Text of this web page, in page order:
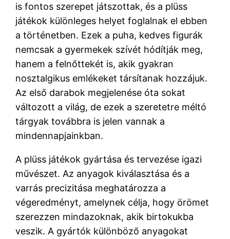
is fontos szerepet játszottak, és a plüss
játékok különleges helyet foglalnak el ebben
a történetben. Ezek a puha, kedves figurák
nemcsak a gyermekek szívét hódítják meg,
hanem a felnőttekét is, akik gyakran
nosztalgikus emlékeket társítanak hozzájuk.
Az első darabok megjelenése óta sokat
változott a világ, de ezek a szeretetre méltó
tárgyak továbbra is jelen vannak a
mindennapjainkban.
A plüss játékok gyártása és tervezése igazi
művészet. Az anyagok kiválasztása és a
varrás precizitása meghatározza a
végeredményt, amelynek célja, hogy örömet
szerezzen mindazoknak, akik birtokukba
veszik. A gyártók különböző anyagokat